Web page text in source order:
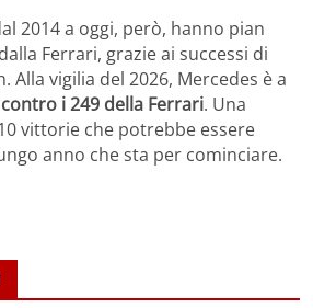
2014 a oggi, però, hanno pian
Ferrari, grazie ai successi di
Alla vigilia del 2026, Mercedes è a
i 249 della Ferrari. Una
vittorie che potrebbe essere
anno che sta per cominciare.